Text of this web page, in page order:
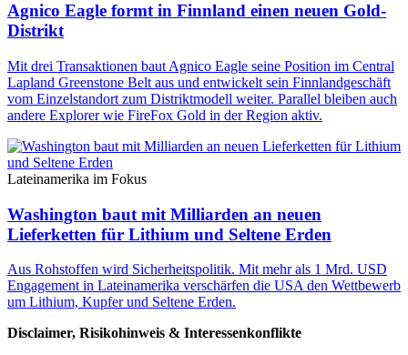
Agnico Eagle formt in Finnland einen neuen Gold-
Distrikt
Mit drei Transaktionen baut Agnico Eagle seine Position im Central
Lapland Greenstone Belt aus und entwickelt sein Finnlandgeschäft
vom Einzelstandort zum Distriktmodell weiter. Parallel bleiben auch
andere Explorer wie FireFox Gold in der Region aktiv.
Lateinamerika im Fokus
Washington baut mit Milliarden an neuen
Lieferketten für Lithium und Seltene Erden
Aus Rohstoffen wird Sicherheitspolitik. Mit mehr als 1 Mrd. USD
Engagement in Lateinamerika verschärfen die USA den Wettbewerb
um Lithium, Kupfer und Seltene Erden.
Disclaimer, Risikohinweis & Interessenkonflikte